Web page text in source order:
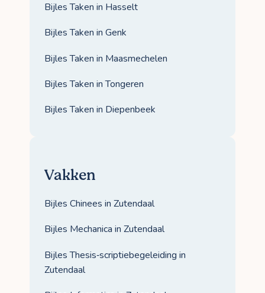
Bijles Taken in Hasselt
Bijles Taken in Genk
Bijles Taken in Maasmechelen
Bijles Taken in Tongeren
Bijles Taken in Diepenbeek
Vakken
Bijles Chinees in Zutendaal
Bijles Mechanica in Zutendaal
Bijles Thesis‑scriptiebegeleiding in
Zutendaal